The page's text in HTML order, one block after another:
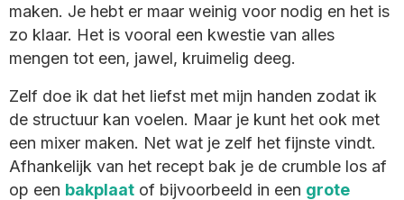
maken. Je hebt er maar weinig voor nodig en het is
zo klaar. Het is vooral een kwestie van alles
mengen tot een, jawel, kruimelig deeg.
Zelf doe ik dat het liefst met mijn handen zodat ik
de structuur kan voelen. Maar je kunt het ook met
een mixer maken. Net wat je zelf het fijnste vindt.
Afhankelijk van het recept bak je de crumble los af
op een bakplaat of bijvoorbeeld in een grote